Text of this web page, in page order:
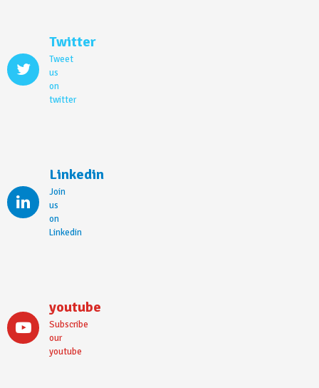
Twitter
Tweet
us
on
twitter
Linkedin
Join
us
on
Linkedin
youtube
Subscribe
our
youtube